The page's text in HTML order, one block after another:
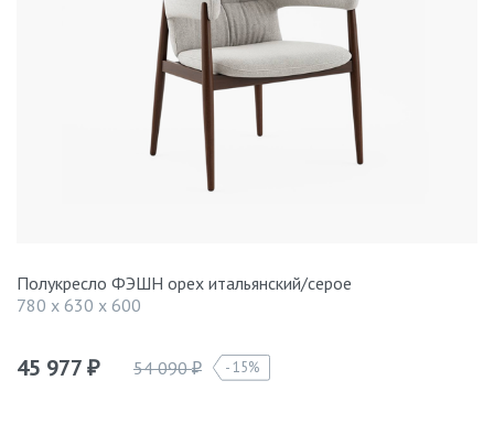
Полукресло ФЭШН орех итальянский/серое
780 x 630 x 600
45 977 ₽ 54 090₽ 15%